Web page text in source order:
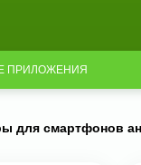
ПРИЛОЖЕНИЯ
для смартфонов